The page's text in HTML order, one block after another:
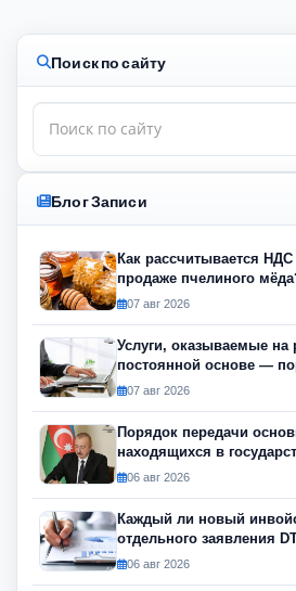
Поиск по сайту
Блог Записи
Как рассчитывается
продаже пчелиного
07 авг 2026
Услуги, оказываемые на
постоянной основе —
07 авг 2026
Порядок передачи
находящихся в
собственности,
06 авг 2026
Каждый ли новый
отдельного заявления
06 авг 2026